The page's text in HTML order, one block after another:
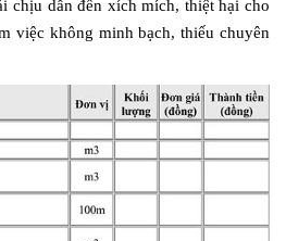
chịu dẫn đến xích mích, thiệt hại cho
việc không minh bạch, thiếu chuyên